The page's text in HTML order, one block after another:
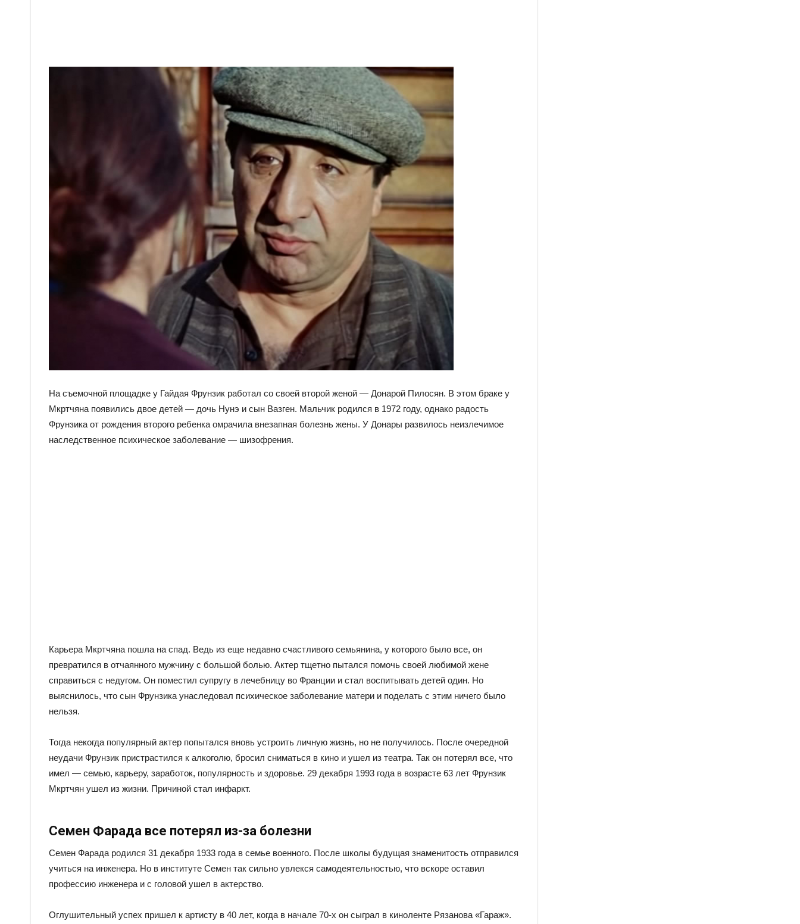
На съемочной площадке у Гайдая Фрунзик работал со своей второй женой — Донарой Пилосян. В этом браке у
Мкртчяна появились двое детей — дочь Нунэ и сын Вазген. Мальчик родился в 1972 году, однако радость
Фрунзика от рождения второго ребенка омрачила внезапная болезнь жены. У Донары развилось неизлечимое
наследственное психическое заболевание — шизофрения.
Карьера Мкртчяна пошла на спад. Ведь из еще недавно счастливого семьянина, у которого было все, он
превратился в отчаянного мужчину с большой болью. Актер тщетно пытался помочь своей любимой жене
справиться с недугом. Он поместил супругу в лечебницу во Франции и стал воспитывать детей один. Но
выяснилось, что сын Фрунзика унаследовал психическое заболевание матери и поделать с этим ничего было
нельзя.
Тогда некогда популярный актер попытался вновь устроить личную жизнь, но не получилось. После очередной
неудачи Фрунзик пристрастился к алкоголю, бросил сниматься в кино и ушел из театра. Так он потерял все, что
имел — семью, карьеру, заработок, популярность и здоровье. 29 декабря 1993 года в возрасте 63 лет Фрунзик
Мкртчян ушел из жизни. Причиной стал инфаркт.
Семен Фарада все потерял из-за болезни
Семен Фарада родился 31 декабря 1933 года в семье военного. После школы будущая знаменитость отправился
учиться на инженера. Но в институте Семен так сильно увлекся самодеятельностью, что вскоре оставил
профессию инженера и с головой ушел в актерство.
Оглушительный успех пришел к артисту в 40 лет, когда в начале 70-х он сыграл в киноленте Рязанова «Гараж».